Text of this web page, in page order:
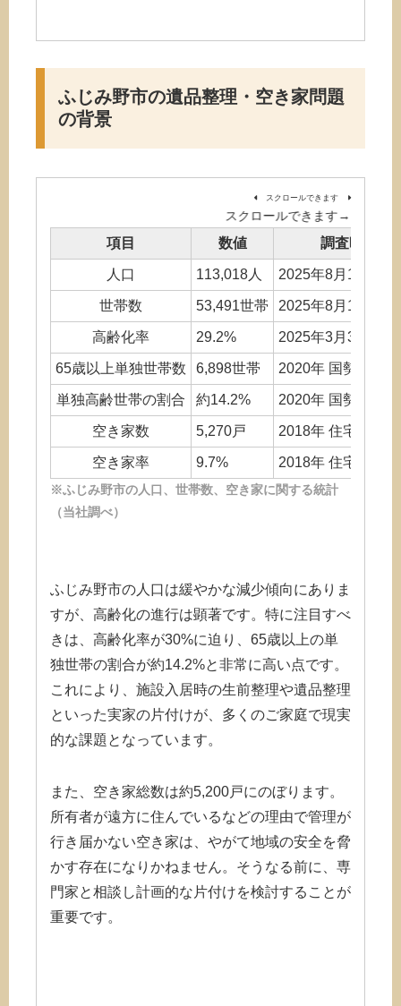
ふじみ野市の遺品整理・空き家問題
の背景
スクロールできます
項目 数値 調査時点(推
人口 113,018人 2025年8月1日 ふ
世帯数 53,491世帯 2025年8月1日 ふ
高齢化率 29.2% 2025年3月31日 ふ
65歳以上単独世帯数 6,898世帯 2020年 国勢調査
単独高齢世帯の割合 約14.2% 2020年 国勢調査
空き家数 5,270戸 2018年 住宅・土
空き家率 9.7% 2018年 住宅・土
※ふじみ野市の人口、世帯数、空き家に関する統計
（当社調べ）
ふじみ野市の人口は緩やかな減少傾向にありま
すが、高齢化の進行は顕著です。特に注目すべ
きは、高齢化率が30%に迫り、65歳以上の単
独世帯の割合が約14.2%と非常に高い点です。
これにより、施設入居時の生前整理や遺品整理
といった実家の片付けが、多くのご家庭で現実
的な課題となっています。
また、空き家総数は約5,200戸にのぼります。
所有者が遠方に住んでいるなどの理由で管理が
行き届かない空き家は、やがて地域の安全を脅
かす存在になりかねません。そうなる前に、専
門家と相談し計画的な片付けを検討することが
重要です。